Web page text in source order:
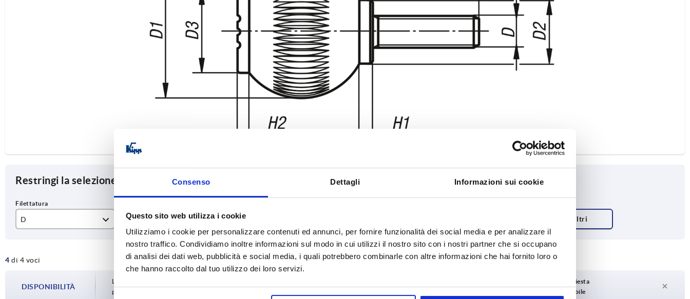
Consenso Dettagli Informazioni sui cookie
Questo sito web utilizza i cookie
Utilizziamo i cookie per personalizzare contenuti ed annunci, per fornire funzionalità dei social media e per analizzare il
nostro traffico. Condividiamo inoltre informazioni sul modo in cui utilizzi il nostro sito con i nostri partner che si occupano
di analisi dei dati web, pubblicità e social media, i quali potrebbero combinarle con altre informazioni che hai fornito loro o
che hanno raccolto dal tuo utilizzo dei loro servizi.
Restringi la selezione degli articoli
D
M8
D1
32
L
20
faggio naturale
grigio nerastro RAL 7021
12
15,5
4 di 4 voci INGRANDISCI LA TABELLA
DISPONIBILITÀ
La disponibilità viene aggiornata più volte al giorno a intervalli regolari. Nell’ultima fase
prima di completare l’ordine, vi verrà comunicata la data di spedizione confermata.
Tempi di consegna su richiesta
Attualmente non disponibile